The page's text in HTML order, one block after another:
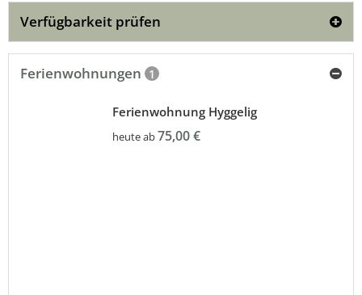
Verfügbarkeit prüfen
Ferienwohnungen 1
Ferienwohnung Hyggelig
heute ab75,00 €